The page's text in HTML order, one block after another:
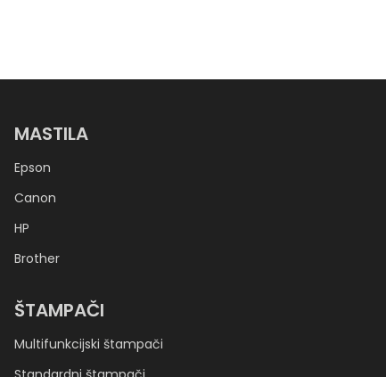
MASTILA
Epson
Canon
HP
Brother
ŠTAMPAČI
Multifunkcijski štampači